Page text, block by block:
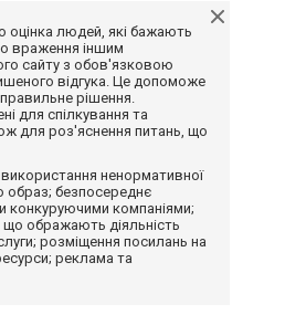
оцінка людей, які бажають
враження іншим
сайту з обов'язковою
відгука. Це допоможе
рішення.
для спілкування та
для роз'яснення питань, що
використання ненормативної
образ; безпосереднє
конкуруючими компаніями;
що ображають діяльність
розміщення посилань на
реклама та